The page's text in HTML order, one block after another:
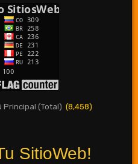
Principal (Total) (8,458)
SitioWeb!